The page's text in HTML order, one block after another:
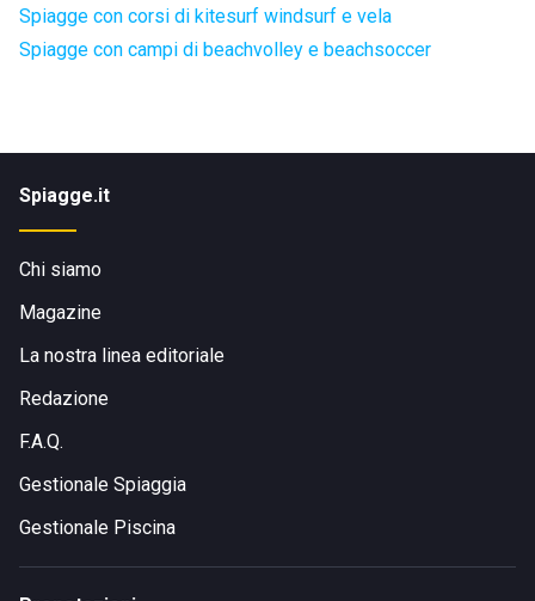
Spiagge con corsi di kitesurf windsurf e vela
Spiagge con campi di beachvolley e beachsoccer
Spiagge.it
Chi siamo
Magazine
La nostra linea editoriale
Redazione
F.A.Q.
Gestionale Spiaggia
Gestionale Piscina